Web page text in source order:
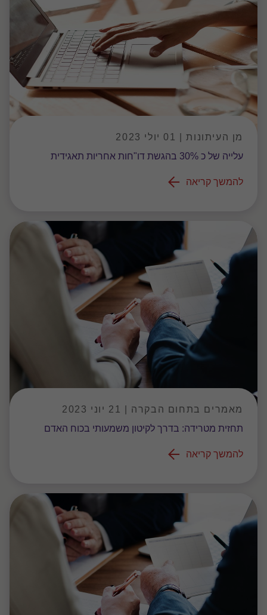
מן העיתונות | 01 יולי 2023
עלייה של כ 30% בהגשת דו"חות אחריות תאגידית
להמשך קריאה
מאמרים בתחום הבקרה | 21 יוני 2023
תחזית מטרידה: בדרך לקיטון משמעותי בכוח האדם
להמשך קריאה